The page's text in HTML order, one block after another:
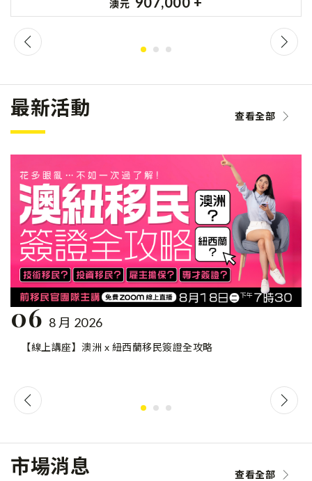
澳元
最新活動 查看全部
06 8 月 2026
【線上講座】澳洲 x 紐西蘭移民簽證全攻略
市場消息 查看全部